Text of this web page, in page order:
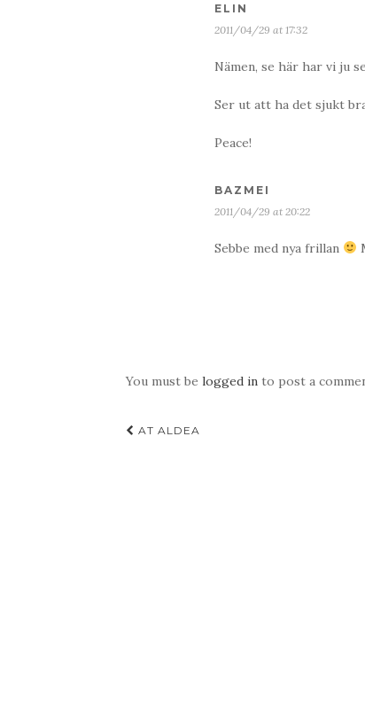
ELIN
2011/04/29 at 17:32
Nämen, se här har vi ju
Ser ut att ha det sjukt
Peace!
BAZMEI
2011/04/29 at 20:22
Sebbe med nya frillan
You must be logged in to post a
Post
AT ALDEA